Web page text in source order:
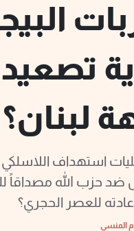
لبنان؟
استهداف
ضد حزب الله مصداقاً
للعصر الحجري؟
المنسي